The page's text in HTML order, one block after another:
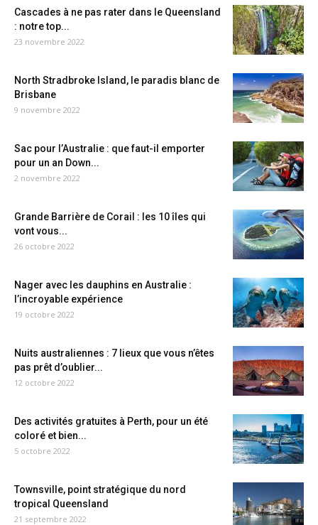
Cascades à ne pas rater dans le Queensland
: notre top...
23 novembre 2022
North Stradbroke Island, le paradis blanc de
Brisbane
9 novembre 2022
Sac pour l’Australie : que faut-il emporter
pour un an Down...
2 novembre 2022
Grande Barrière de Corail : les 10 îles qui
vont vous...
26 octobre 2022
Nager avec les dauphins en Australie :
l’incroyable expérience
19 octobre 2022
Nuits australiennes : 7 lieux que vous n’êtes
pas prêt d’oublier...
12 octobre 2022
Des activités gratuites à Perth, pour un été
coloré et bien...
5 octobre 2022
Townsville, point stratégique du nord
tropical Queensland
21 septembre 2022